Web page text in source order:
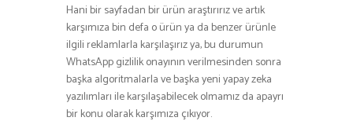
Hani bir sayfadan bir ürün araştırırız ve artık
karşımıza bin defa o ürün ya da benzer ürünle
ilgili reklamlarla karşılaşırız ya, bu durumun
WhatsApp gizlilik onayının verilmesinden sonra
başka algoritmalarla ve başka yeni yapay zeka
yazılımları ile karşılaşabilecek olmamız da apayrı
bir konu olarak karşımıza çıkıyor.